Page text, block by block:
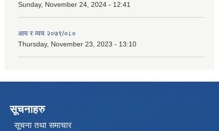
Sunday, November 24, 2024 - 12:41
आय र व्यय २०७९/०८०
Thursday, November 23, 2023 - 13:10
सूचनाहरु
सूचना तथा समाचार